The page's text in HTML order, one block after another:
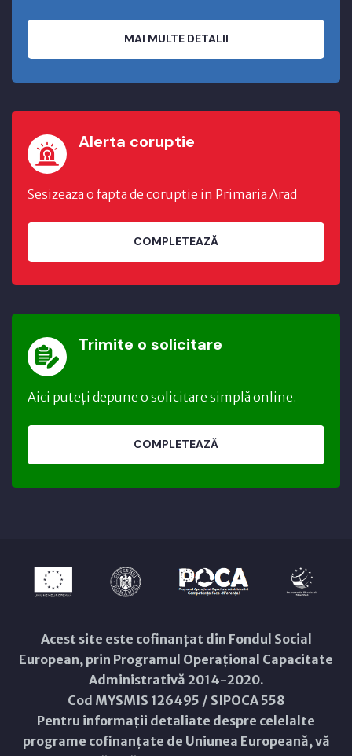
MAI MULTE DETALII
Alerta coruptie
Sesizeaza o fapta de coruptie in Primaria Arad
COMPLETEAZĂ
Trimite o solicitare
Aici puteți depune o solicitare simplă online.
COMPLETEAZĂ
Acest site este cofinanțat din Fondul Social
European, prin Programul Operațional Capacitate
Administrativă 2014-2020.
Cod MYSMIS 126495 / SIPOCA 558
Pentru informații detaliate despre celelalte
programe cofinanțate de Uniunea Europeană, vă